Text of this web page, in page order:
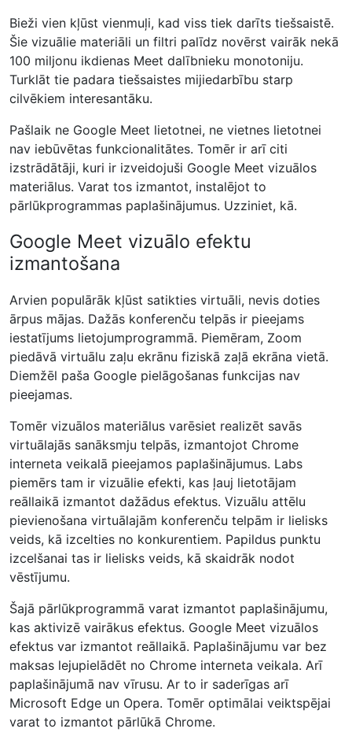
Bieži vien kļūst vienmuļi, kad viss tiek darīts tiešsaistē.
Šie vizuālie materiāli un filtri palīdz novērst vairāk nekā
100 miljonu ikdienas Meet dalībnieku monotoniju.
Turklāt tie padara tiešsaistes mijiedarbību starp
cilvēkiem interesantāku.
Pašlaik ne Google Meet lietotnei, ne vietnes lietotnei
nav iebūvētas funkcionalitātes. Tomēr ir arī citi
izstrādātāji, kuri ir izveidojuši Google Meet vizuālos
materiālus. Varat tos izmantot, instalējot to
pārlūkprogrammas paplašinājumus. Uzziniet, kā.
Google Meet vizuālo efektu
izmantošana
Arvien populārāk kļūst satikties virtuāli, nevis doties
ārpus mājas. Dažās konferenču telpās ir pieejams
iestatījums lietojumprogrammā. Piemēram, Zoom
piedāvā virtuālu zaļu ekrānu fiziskā zaļā ekrāna vietā.
Diemžēl paša Google pielāgošanas funkcijas nav
pieejamas.
Tomēr vizuālos materiālus varēsiet realizēt savās
virtuālajās sanāksmju telpās, izmantojot Chrome
interneta veikalā pieejamos paplašinājumus. Labs
piemērs tam ir vizuālie efekti, kas ļauj lietotājam
reāllaikā izmantot dažādus efektus. Vizuālu attēlu
pievienošana virtuālajām konferenču telpām ir lielisks
veids, kā izcelties no konkurentiem. Papildus punktu
izcelšanai tas ir lielisks veids, kā skaidrāk nodot
vēstījumu.
Šajā pārlūkprogrammā varat izmantot paplašinājumu,
kas aktivizē vairākus efektus. Google Meet vizuālos
efektus var izmantot reāllaikā. Paplašinājumu var bez
maksas lejupielādēt no Chrome interneta veikala. Arī
paplašinājumā nav vīrusu. Ar to ir saderīgas arī
Microsoft Edge un Opera. Tomēr optimālai veiktspējai
varat to izmantot pārlūkā Chrome.